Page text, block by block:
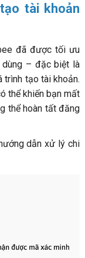
tài khoản
đã được tối ưu
dùng – đặc biệt là
tạo tài khoản.
thể khiến bạn mất
thể hoàn tất đăng
dẫn xử lý chi